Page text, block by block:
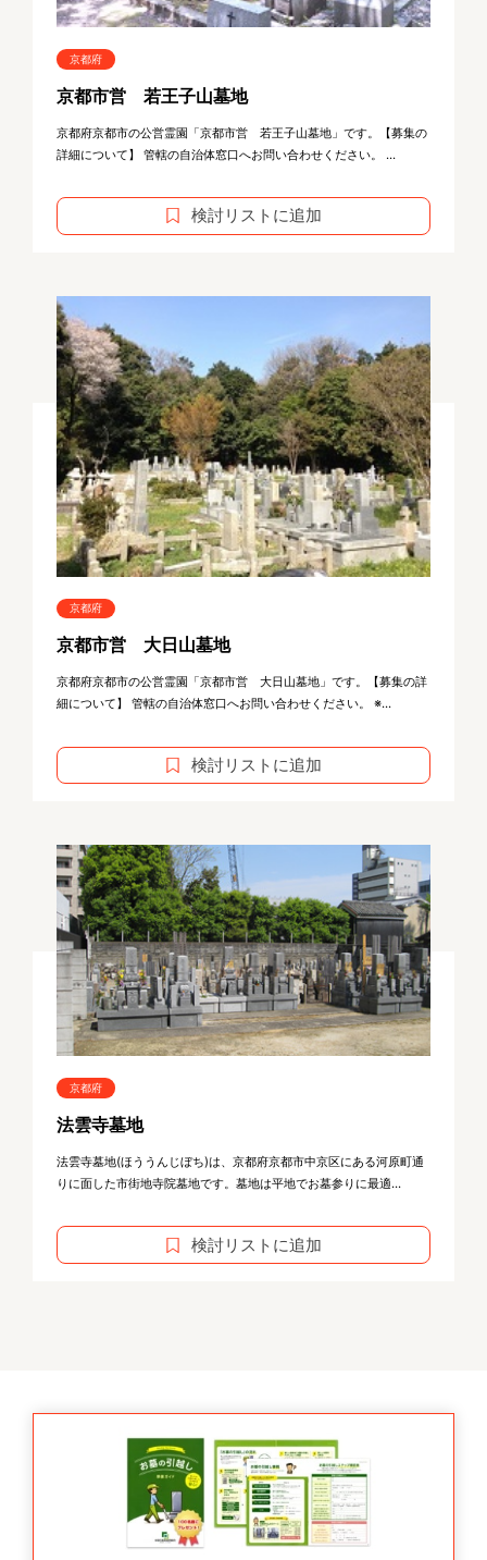
京都府
京都市営 若王子山墓地
京都府京都市の公営霊園「京都市営 若王子山墓地」です。【募集の
詳細について】 管轄の自治体窓口へお問い合わせください。 ...
検討リストに追加
京都府
京都市営 大日山墓地
京都府京都市の公営霊園「京都市営 大日山墓地」です。【募集の詳
細について】 管轄の自治体窓口へお問い合わせください。 ※...
検討リストに追加
京都府
法雲寺墓地
法雲寺墓地(ほううんじぼち)は、京都府京都市中京区にある河原町通
りに面した市街地寺院墓地です。墓地は平地でお墓参りに最適...
検討リストに追加